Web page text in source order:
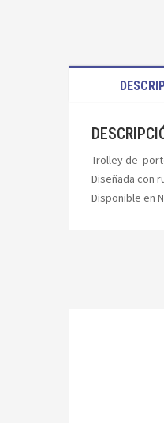
Trolley de
Diseñada con
Disponible en